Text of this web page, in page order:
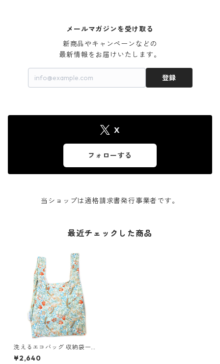
メールマガジンを受け取る
新商品やキャンペーンなどの
最新情報をお届けいたします。
登録
X
フォローする
当ショップは適格請求書発行事業者です。
最近チェックした商品
洗えるエコバッグ 収納袋一体
型 英国ブランド KIND BAG LO
NDON カインドバッグ ロンド
¥2,640